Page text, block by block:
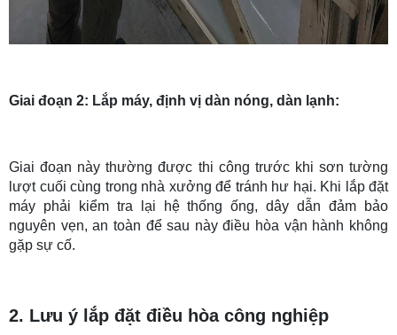
Giai đoạn 2: Lắp máy, định vị dàn nóng, dàn lạnh:
Giai đoạn này thường được thi công trước khi sơn tường
lượt cuối cùng trong nhà xưởng để tránh hư hại. Khi lắp đặt
máy phải kiểm tra lại hệ thống ống, dây dẫn đảm bảo
nguyên vẹn, an toàn để sau này điều hòa vận hành không
gặp sự cố.
2. Lưu ý lắp đặt điều hòa công nghiệp